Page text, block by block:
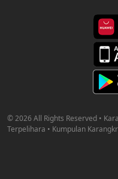
© 2026 All Rights Reserved •
Terpelihara • Kumpulan